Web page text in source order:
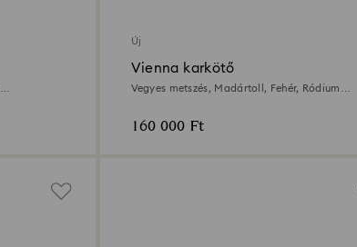
Új
Vienna karkötő
Vegyes metszés, Madártoll, Fehér, Ródium
160 000 Ft